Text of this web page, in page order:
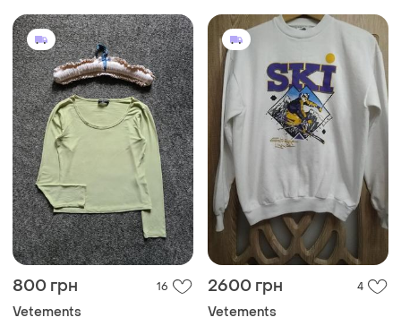
800 грн 16
Vetements
2600 грн 4
Vetements